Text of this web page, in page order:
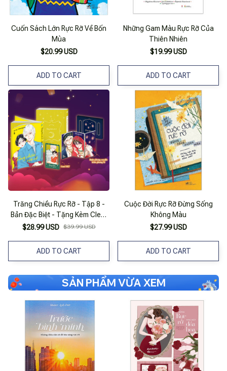
Cuốn Sách Lớn Rực Rỡ Về Bốn
Mùa
$20.99 USD
ADD TO CART
Những Gam Màu Rực Rỡ Của
Thiên Nhiên
$19.99 USD
ADD TO CART
Trăng Chiều Rực Rỡ - Tập 8 -
Bản Đặc Biệt - Tặng Kèm Clear
Card + Bình Phong Acrylic
$28.99 USD $39.99 USD
ADD TO CART
Cuộc Đời Rực Rỡ Đừng Sống
Không Màu
$27.99 USD
ADD TO CART
SẢN PHẨM VỪA XEM